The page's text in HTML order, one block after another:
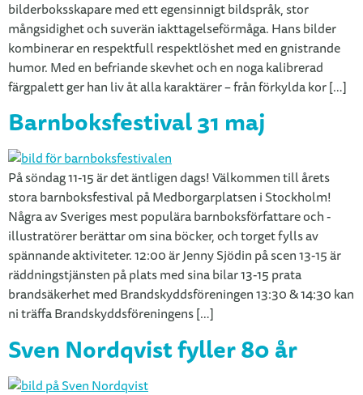
bilderboksskapare med ett egensinnigt bildspråk, stor
mångsidighet och suverän iakttagelseförmåga. Hans bilder
kombinerar en respektfull respektlöshet med en gnistrande
humor. Med en befriande skevhet och en noga kalibrerad
färgpalett ger han liv åt alla karaktärer – från förkylda kor […]
Barnboksfestival 31 maj
På söndag 11-15 är det äntligen dags! Välkommen till årets
stora barnboksfestival på Medborgarplatsen i Stockholm!
Några av Sveriges mest populära barnboksförfattare och -
illustratörer berättar om sina böcker, och torget fylls av
spännande aktiviteter. 12:00 är Jenny Sjödin på scen 13-15 är
räddningstjänsten på plats med sina bilar 13-15 prata
brandsäkerhet med Brandskyddsföreningen 13:30 & 14:30 kan
ni träffa Brandskyddsföreningens […]
Sven Nordqvist fyller 80 år